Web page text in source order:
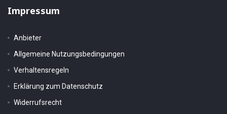
Impressum
Anbieter
Allgemeine Nutzungsbedingungen
Verhaltensregeln
Erklärung zum Datenschutz
Widerrufsrecht